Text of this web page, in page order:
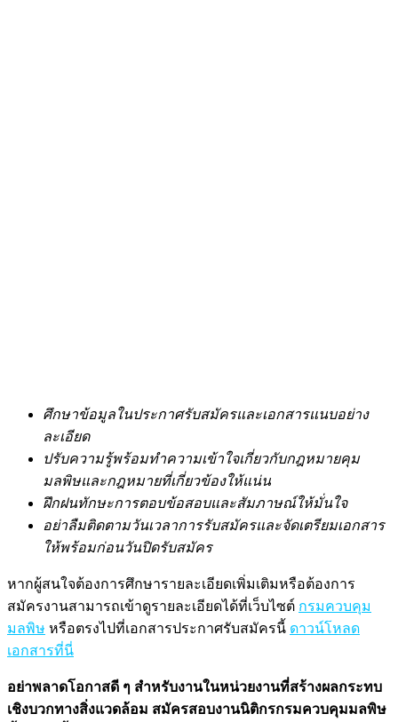
ศึกษาข้อมูลในประกาศรับสมัครและเอกสารแนบอย่าง
ละเอียด
ปรับความรู้พร้อมทำความเข้าใจเกี่ยวกับกฎหมายคุม
มลพิษและกฎหมายที่เกี่ยวข้องให้แน่น
ฝึกฝนทักษะการตอบข้อสอบและสัมภาษณ์ให้มั่นใจ
อย่าลืมติดตามวันเวลาการรับสมัครและจัดเตรียมเอกสาร
ให้พร้อมก่อนวันปิดรับสมัคร
หากผู้สนใจต้องการศึกษารายละเอียดเพิ่มเติมหรือต้องการ
สมัครงานสามารถเข้าดูรายละเอียดได้ที่เว็บไซต์ กรมควบคุม
มลพิษ หรือตรงไปที่เอกสารประกาศรับสมัครนี้ ดาวน์โหลด
เอกสารที่นี่
อย่าพลาดโอกาสดี ๆ สำหรับงานในหน่วยงานที่สร้างผลกระทบ
เชิงบวกทางสิ่งแวดล้อม สมัครสอบงานนิติกรกรมควบคุมมลพิษ